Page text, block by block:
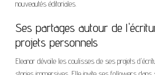
nouveautés éditoriales.
Ses partages autour de
projets personnels
Eleanor dévoile les coulisses de ses projets